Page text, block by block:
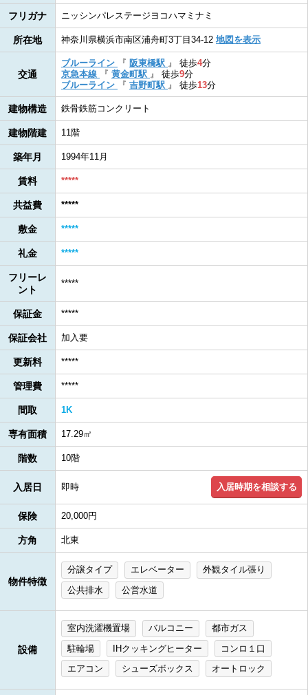
フリガナ ニッシンパレステージヨコハマミナミ
所在地 神奈川県横浜市南区浦舟町3丁目34-12 地図を表示
交通
ブルーライン 『 阪東橋駅 』 徒歩4分
京急本線
『 黄金町駅 』 徒歩9分
ブルーライン
『 吉野町駅 』 徒歩13分
建物構造 鉄骨鉄筋コンクリート
建物階建 11階
築年月 1994年11月
賃料 *****
共益費 *****
敷金 *****
礼金 *****
フリーレ
ント
*****
保証金 *****
保証会社 加入要
更新料 *****
管理費 *****
間取 1K
専有面積 17.29㎡
階数 10階
入居日 即時 入居時期を相談する
保険 20,000円
方角 北東
物件特徴
分譲タイプ エレベーター
外観タイル張り
公共排水
公営水道
設備
室内洗濯機置場 バルコニー
都市ガス
駐輪場
IHクッキングヒーター
コンロ１口
エアコン
シューズボックス オートロック